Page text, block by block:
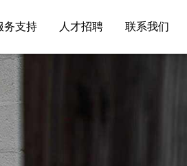
务支持 人才招聘 联系我们